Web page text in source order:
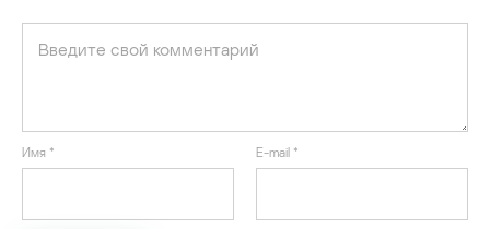
Имя * E-mail *